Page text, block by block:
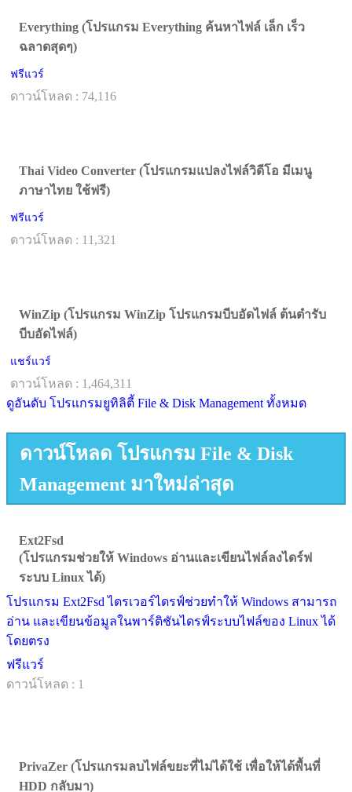
Everything (โปรแกรม Everything ค้นหาไฟล์ เล็ก เร็ว
ฉลาดสุดๆ)
ฟรีแวร์
ดาวน์โหลด : 74,116
Thai Video Converter (โปรแกรมแปลงไฟล์วิดีโอ มีเมนู
ภาษาไทย ใช้ฟรี)
ฟรีแวร์
ดาวน์โหลด : 11,321
WinZip (โปรแกรม WinZip โปรแกรมบีบอัดไฟล์ ต้นตำรับ
บีบอัดไฟล์)
แชร์แวร์
ดาวน์โหลด : 1,464,311
ดูอันดับ โปรแกรมยูทิลิตี้ File & Disk Management ทั้งหมด
ดาวน์โหลด โปรแกรม File & Disk
Management มาใหม่ล่าสุด
Ext2Fsd
(โปรแกรมช่วยให้ Windows อ่านและเขียนไฟล์ลงไดร์ฟ
ระบบ Linux ได้)
โปรแกรม Ext2Fsd ไดรเวอร์ไดรฟ์ช่วยทำให้ Windows สามารถ
อ่าน และเขียนข้อมูลในพาร์ติชันไดรฟ์ระบบไฟล์ของ Linux ได้
โดยตรง
ฟรีแวร์
ดาวน์โหลด : 1
PrivaZer (โปรแกรมลบไฟล์ขยะที่ไม่ได้ใช้ เพื่อให้ได้พื้นที่
HDD กลับมา)